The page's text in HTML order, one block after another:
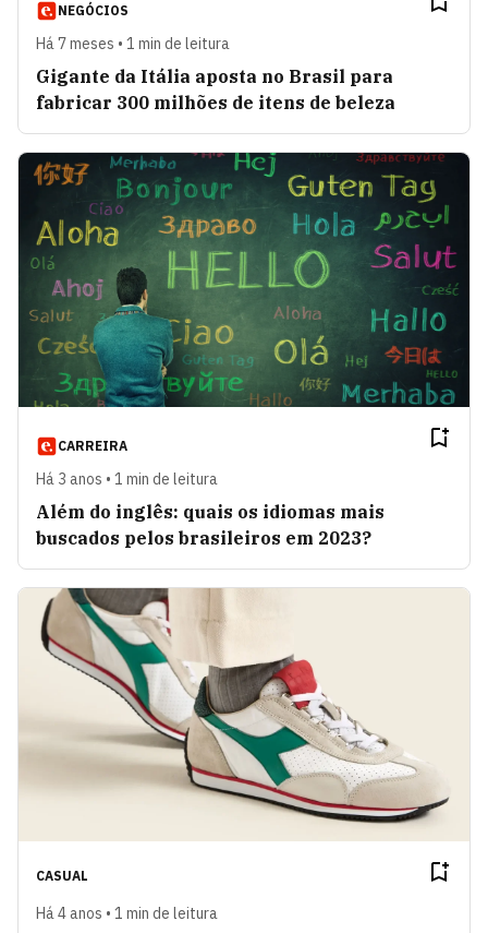
NEGÓCIOS
Há 7 meses • 1 min de leitura
Gigante da Itália aposta no Brasil para
fabricar 300 milhões de itens de beleza
CARREIRA
Há 3 anos • 1 min de leitura
Além do inglês: quais os idiomas mais
buscados pelos brasileiros em 2023?
CASUAL
Há 4 anos • 1 min de leitura